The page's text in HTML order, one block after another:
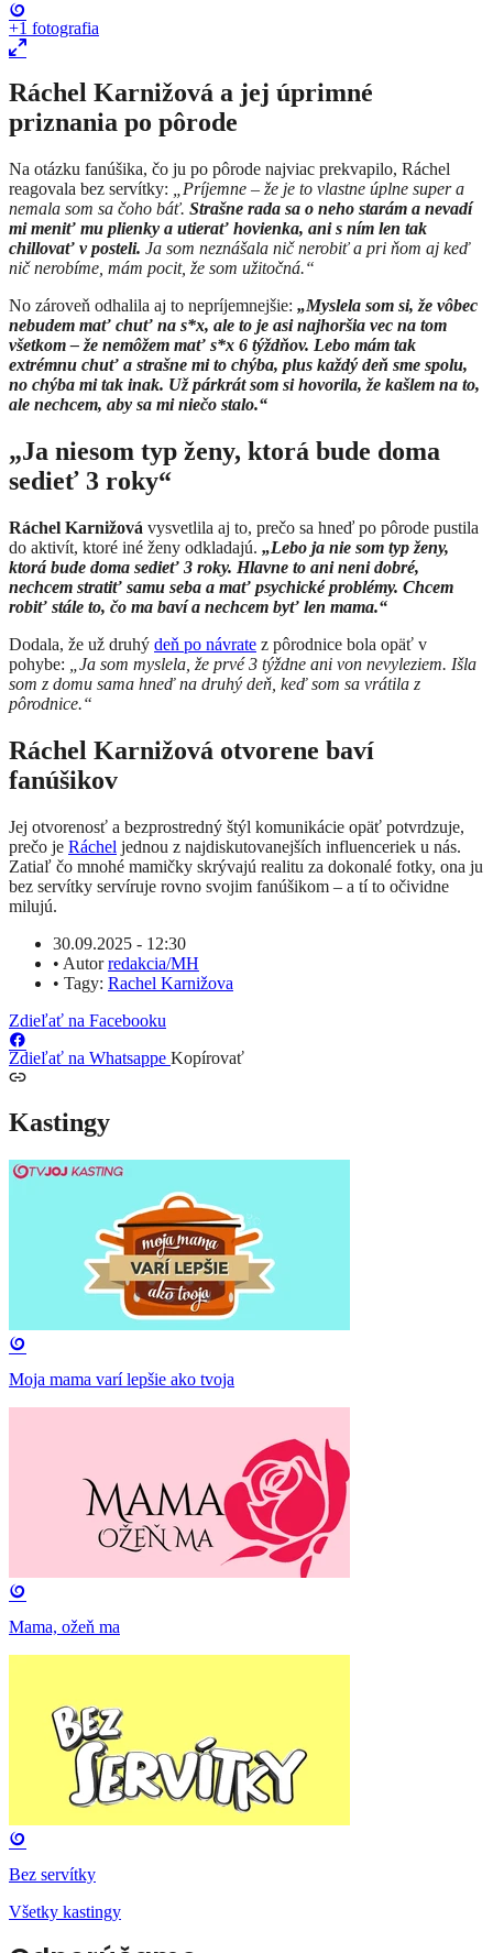
+1 fotografia
Ráchel Karnižová a jej úprimné
priznania po pôrode
Na otázku fanúšika, čo ju po pôrode najviac prekvapilo, Ráchel
reagovala bez servítky:
„Príjemne – že je to vlastne úplne super a
nemala som sa čoho báť. Strašne rada sa o neho starám a nevadí
mi meniť mu plienky a utierať hovienka, ani s ním len tak
chillovať v posteli. Ja som neznášala nič nerobiť a pri ňom aj keď
nič nerobíme, mám pocit, že som užitočná.“
No zároveň odhalila aj to nepríjemnejšie: „Myslela som si, že vôbec
nebudem mať chuť na s*x, ale to je asi najhoršia vec na tom
všetkom – že nemôžem mať s*x 6 týždňov. Lebo mám tak
extrémnu chuť a strašne mi to chýba, plus každý deň sme spolu,
no chýba mi tak inak. Už párkrát som si hovorila, že kašlem na to,
ale nechcem, aby sa mi niečo stalo.“
„Ja niesom typ ženy, ktorá bude doma
sedieť 3 roky“
Ráchel Karnižová vysvetlila aj to, prečo sa hneď po pôrode pustila
do aktivít, ktoré iné ženy odkladajú. „Lebo ja nie som typ ženy,
ktorá bude doma sedieť 3 roky. Hlavne to ani neni dobré,
nechcem stratiť samu seba a mať psychické problémy. Chcem
robiť stále to, čo ma baví a nechcem byť len mama.“
Dodala, že už druhý deň po návrate z pôrodnice bola opäť v
pohybe: „Ja som myslela, že prvé 3 týždne ani von nevyleziem. Išla
som z domu sama hneď na druhý deň, keď som sa vrátila z
pôrodnice.“
Ráchel Karnižová otvorene baví
fanúšikov
Jej otvorenosť a bezprostredný štýl komunikácie opäť potvrdzuje,
prečo je Ráchel jednou z najdiskutovanejších influenceriek u nás.
Zatiaľ čo mnohé mamičky skrývajú realitu za dokonalé fotky, ona ju
bez servítky servíruje rovno svojim fanúšikom – a tí to očividne
milujú.
30.09.2025 - 12:30
• Autorredakcia/MH
• Tagy: Rachel Karnižova
Zdieľať na Facebooku
Zdieľať na Whatsappe Kopírovať
Kastingy
Moja mama varí lepšie ako tvoja
Mama, ožeň ma
Bez servítky
Všetky kastingy